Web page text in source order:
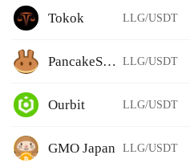
Tokok LLG/USDT
PancakeSwap Stableswap LLG/USDT
Ourbit LLG/USDT
GMO Japan LLG/USDT